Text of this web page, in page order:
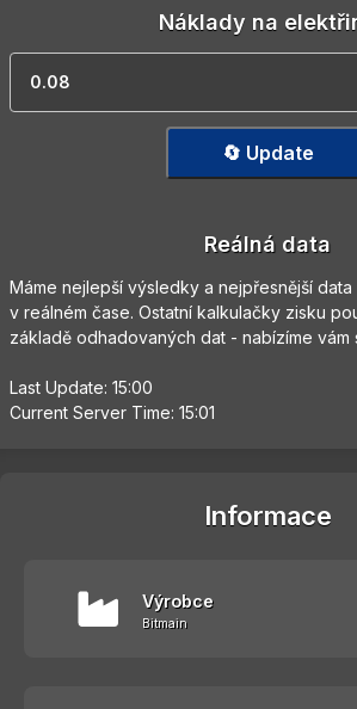
Náklady na
🔄 Update
Reálná data
Máme nejlepší výsledky a nejpřesnější
v reálném čase. Ostatní kalkulačky zisku
základě odhadovaných dat - nabízíme
Last Update: 15:00
Current Server Time: 15:01
Informace
Výrobce
Bitmain